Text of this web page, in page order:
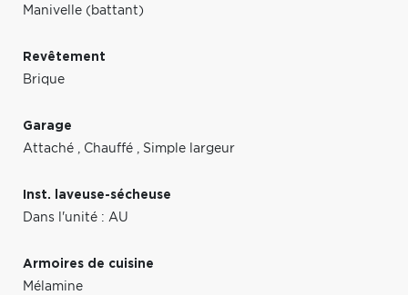
Manivelle (battant)
Revêtement
Brique
Garage
Attaché , Chauffé , Simple largeur
Inst. laveuse-sécheuse
Dans l'unité : AU
Armoires de cuisine
Mélamine